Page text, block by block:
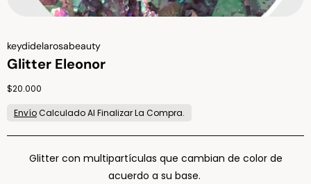
Vendor:
keydidelarosabeauty
Glitter Eleonor
Regular price
$20.000
EnvíoCalculado Al Finalizar La Compra.
Glitter con multipartículas que cambian de color de
acuerdo a su base.